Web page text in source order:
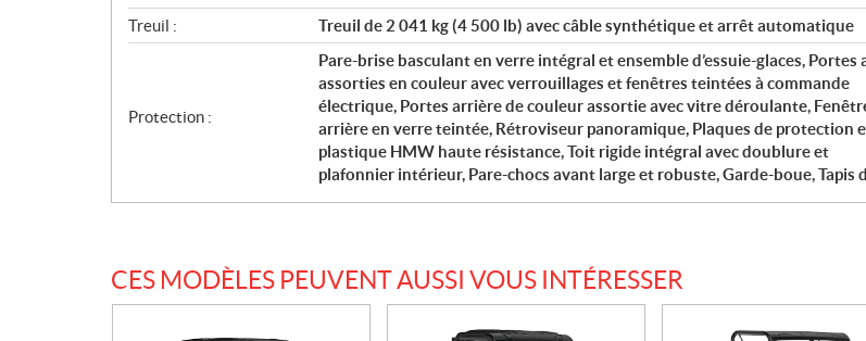
Treuil :
Treuil de 2 041 kg (4 500 lb) avec câble synthétique et arrêt automatique
Protection :
Pare-brise basculant en verre intégral et ensemble d’essuie-glaces, Portes
assorties en couleur avec verrouillages et fenêtres teintées à commande
électrique, Portes arrière de couleur assortie avec vitre déroulante,
arrière en verre teintée, Rétroviseur panoramique, Plaques de protection
plastique HMW haute résistance, Toit rigide intégral avec doublure et
plafonnier intérieur, Pare-chocs avant large et robuste, Garde-boue, Tapis
CES MODÈLES PEUVENT AUSSI VOUS INTÉRESSER